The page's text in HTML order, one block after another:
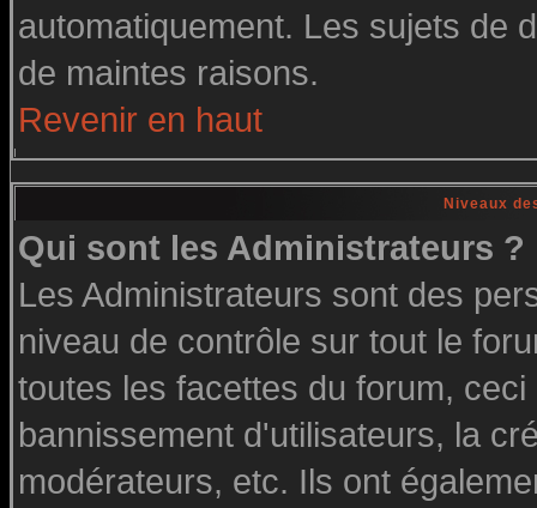
automatiquement. Les sujets de
de maintes raisons.
Revenir en haut
Niveaux
Qui sont les Administrateurs ?
Les Administrateurs sont des
niveau de contrôle sur tout le
toutes les facettes du forum,
bannissement d'utilisateurs, la
modérateurs, etc. Ils ont